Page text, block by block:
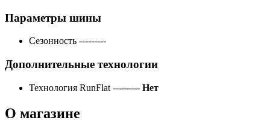
Параметры шины
Сезонность ---------
Дополнительные технологии
Технология RunFlat --------- Нет
О магазине